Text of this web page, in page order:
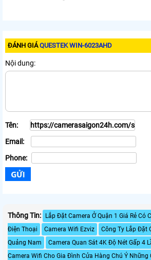
ĐÁNH GIÁQUESTEK WIN-6023AHD
Nội dung:
Tên:
Email:
Phone:
Thông Tin:
Lắp Đặt Camera Ở Quận 1 Giá Rẻ Có
Điện Thoại
Camera Wifi Ezviz
Công Ty Lắp Đặt
Quảng Nam
Camera Quan Sát 4K Độ Nét Gấp 4
Camera Wifi Cho Gia Đình Cửa Hàng Chú Ý Những